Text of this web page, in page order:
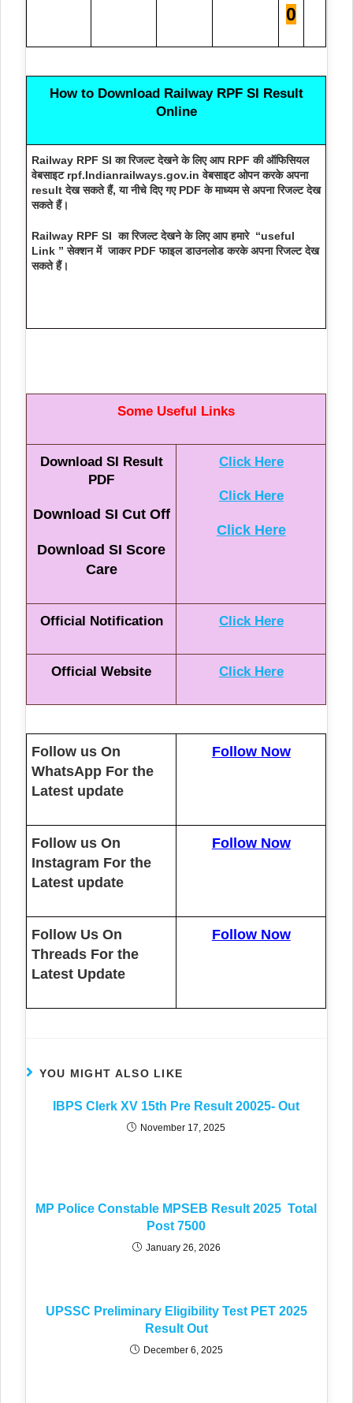
0
How to Download Railway RPF SI Result
Online
Railway RPF SI का रिजल्ट देखने के लिए आप RPF की ऑफिसियल
वेबसाइट rpf.Indianrailways.gov.inवेबसाइट ओपन करके अपना
result देख सकते हैं, या नीचे दिए गए PDF के माध्यम से अपना रिजल्ट देख
सकते हैं।
Railway RPF SI का रिजल्ट देखने के लिए आप हमारे “useful
Link ” सेक्शन में जाकर PDF फाइल डाउनलोड करके अपना रिजल्ट देख
सकते हैं।
Some Useful Links
Download SI Result
PDF
Download SI Cut Off
Download SI Score
Care
Click Here
Click Here
Click Here
Official Notification Click Here
Official Website Click Here
Follow us On
WhatsApp For the
Latest update
Follow Now
Follow us On
Instagram For the
Latest update
Follow Now
Follow Us On
Threads For the
Latest Update
Follow Now
YOU MIGHT ALSO LIKE
IBPS Clerk XV 15th Pre Result 20025- Out
November 17, 2025
MP Police Constable MPSEB Result 2025 Total
Post 7500
January 26, 2026
UPSSC Preliminary Eligibility Test PET 2025
Result Out
December 6, 2025